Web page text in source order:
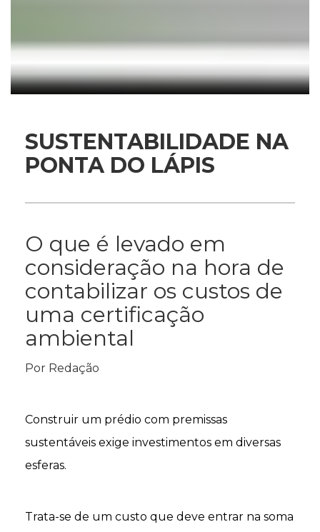
SUSTENTABILIDADE NA
PONTA DO LÁPIS
O que é levado em
consideração na hora de
contabilizar os custos de
uma certificação
ambiental
Por Redação
Construir um prédio com premissas
sustentáveis exige investimentos em diversas
esferas.
Trata-se de um custo que deve entrar na soma